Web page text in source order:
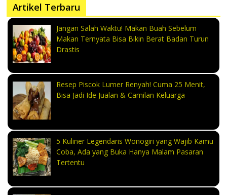
Artikel Terbaru
Jangan Salah Waktu! Makan Buah Sebelum
Makan Ternyata Bisa Bikin Berat Badan Turun
Drastis
Resep Piscok Lumer Renyah! Cuma 25 Menit,
Bisa Jadi Ide Jualan & Camilan Keluarga
5 Kuliner Legendaris Wonogiri yang Wajib Kamu
Coba, Ada yang Buka Hanya Malam Pasaran
Tertentu